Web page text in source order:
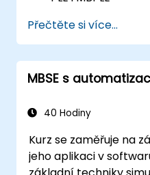
modelování
Implementovat
produktové řady
Využívat funkce
Přečtěte si více...
MBSE s
40 Hodiny
Kurz se zaměřuje na
jeho aplikaci v